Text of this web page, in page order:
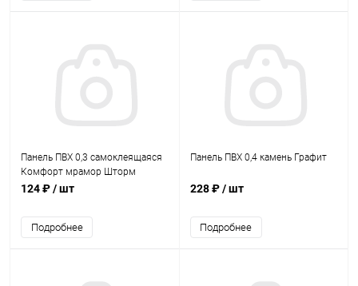
Панель ПВХ 0,3 самоклеящаяся
Комфорт мрамор Шторм
124 ₽/ шт
Подробнее
Панель ПВХ 0,4 камень Графит
228 ₽/ шт
Подробнее